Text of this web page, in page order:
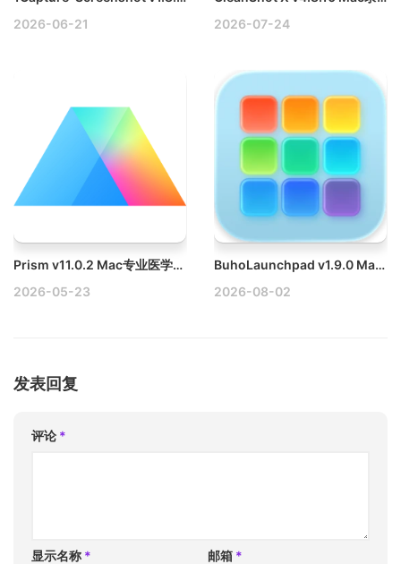
2026-06-21
2026-07-24
Prism v11.0.2 Mac专业医学绘图分析软件
2026-05-23
BuhoLaunchpad v1.9.0 Mac轻量级应用启动器破解版
2026-08-02
发表回复
评论 *
显示名称 * 邮箱 *